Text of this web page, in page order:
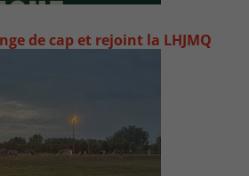
de cap et rejoint la LHJMQ